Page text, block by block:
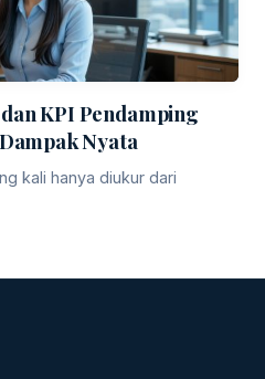
KPI Pendamping
Nyata
kali hanya diukur dari